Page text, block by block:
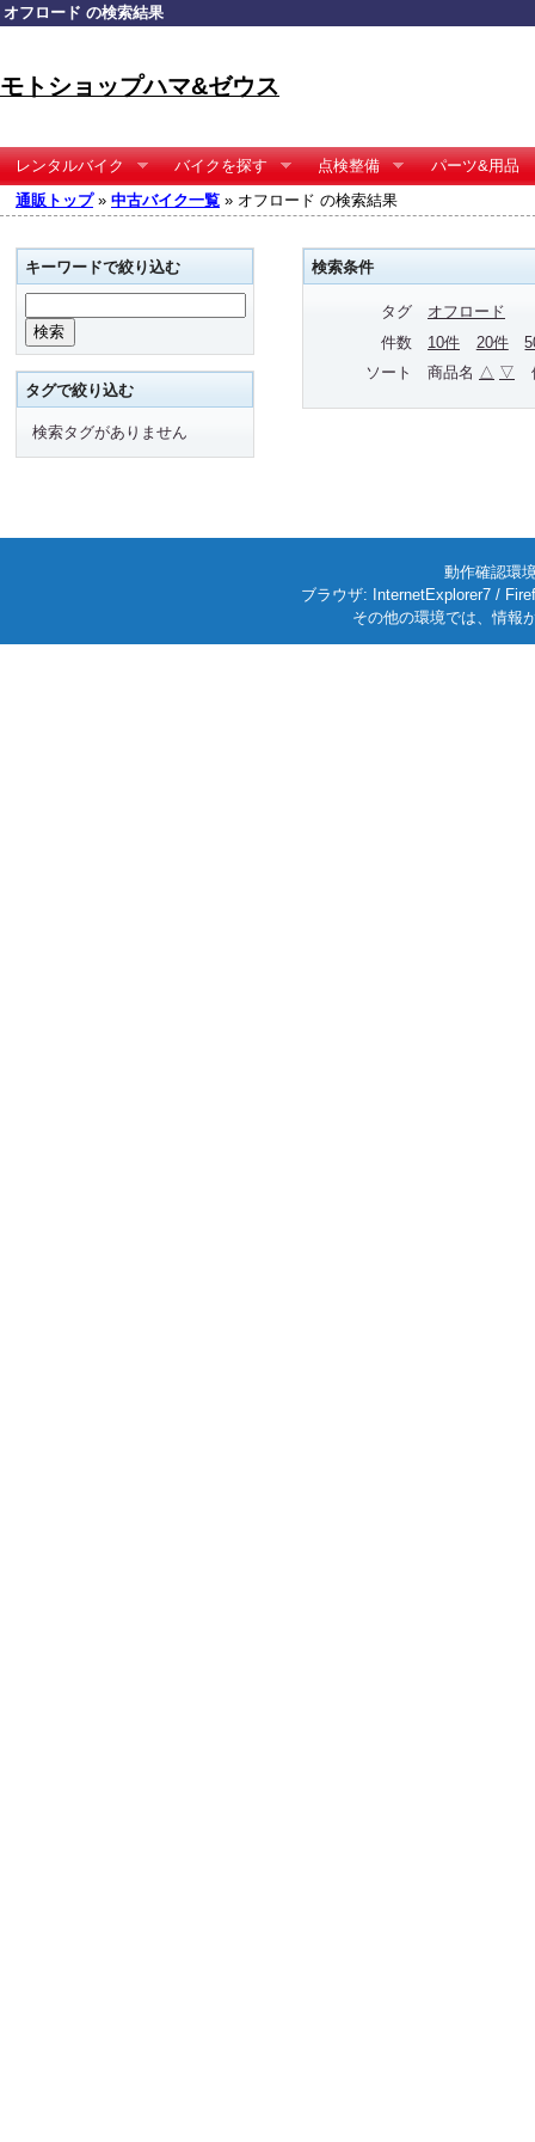
オフロード の検索結果
モトショップハマ&ゼウス
レンタルバイク バイクを探す 点検整備
パーツ&用品
通販トップ» 中古バイク一覧 » オフロード の検索結果
検索条件
タグ
オフロード
件数
10件 20件
ソート
商品名 △ ▽
キーワードで絞り込む
タグで絞り込む
検索タグがありません
動作確認環
ブラウザ: InternetExplorer7 /
その他の環境では、情報